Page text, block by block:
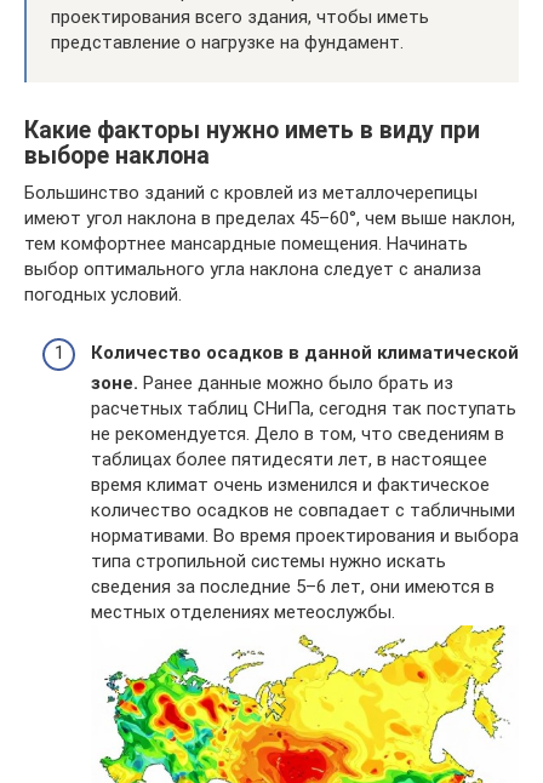
проектирования всего здания, чтобы иметь
представление о нагрузке на фундамент.
Какие факторы нужно иметь в виду при
выборе наклона
Большинство зданий с кровлей из металлочерепицы
имеют угол наклона в пределах 45–60°, чем выше наклон,
тем комфортнее мансардные помещения. Начинать
выбор оптимального угла наклона следует с анализа
погодных условий.
Количество осадков в данной климатической
зоне. Ранее данные можно было брать из
расчетных таблиц СНиПа, сегодня так поступать
не рекомендуется. Дело в том, что сведениям в
таблицах более пятидесяти лет, в настоящее
время климат очень изменился и фактическое
количество осадков не совпадает с табличными
нормативами. Во время проектирования и выбора
типа стропильной системы нужно искать
сведения за последние 5–6 лет, они имеются в
местных отделениях метеослужбы.